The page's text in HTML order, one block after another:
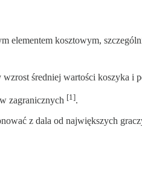
elementem kosztowym,
średniej wartości koszyka
zagranicznych [1].
z dala od największych